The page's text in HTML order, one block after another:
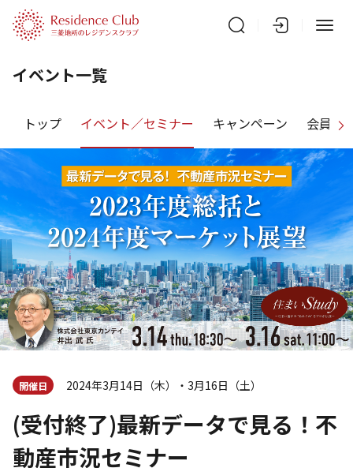
イベント一覧
トップ イベント／セミナー キャンペーン 会員特
開催日 2024年3月14日（木）・3月16日（土）
(受付終了)最新データで見る！不
動産市況セミナー